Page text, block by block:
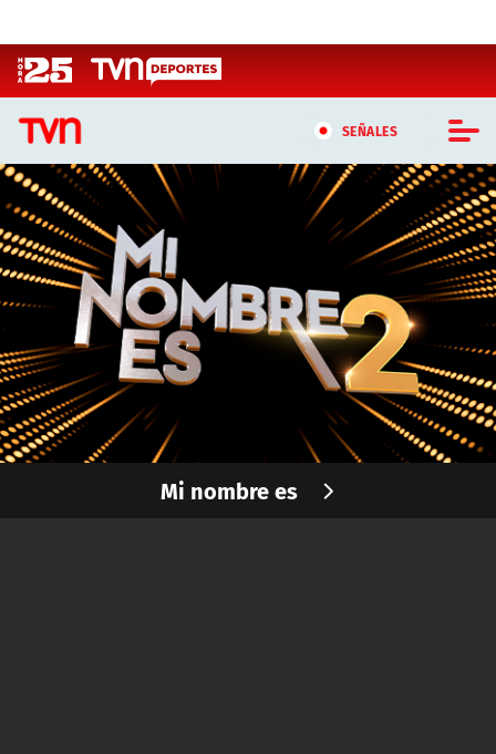
SEÑALES
CASTING MASTERCHEF CHILE
CASTING TVN VERTICAL
TVN VERTICAL
TVN PLAY
PROGRAMAS
TELESERIES
Mi nombre es